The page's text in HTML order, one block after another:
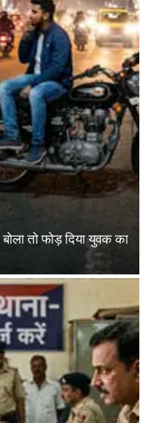
तो फोड़ दिया युवक का